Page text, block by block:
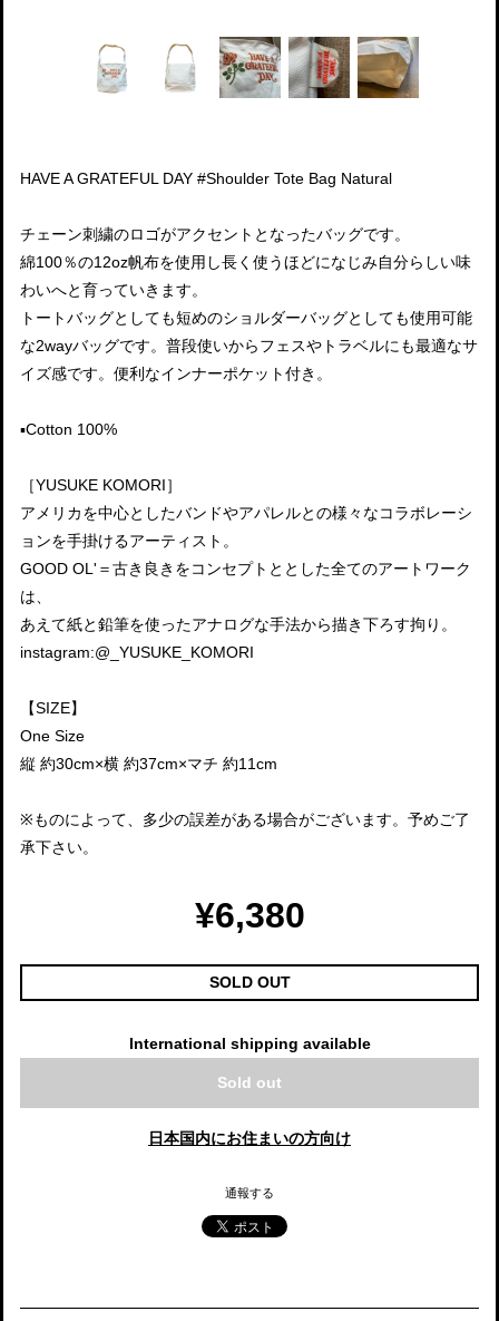
HAVE A GRATEFUL DAY #Shoulder Tote Bag Natural
チェーン刺繍のロゴがアクセントとなったバッグです。
綿100％の12oz帆布を使用し長く使うほどになじみ自分らしい味
わいへと育っていきます。
トートバッグとしても短めのショルダーバッグとしても使用可能
な2wayバッグです。普段使いからフェスやトラベルにも最適なサ
イズ感です。便利なインナーポケット付き。
▪️Cotton 100%
［YUSUKE KOMORI］
アメリカを中心としたバンドやアパレルとの様々なコラボレーシ
ョンを手掛けるアーティスト。
GOOD OL'＝古き良きをコンセプトととした全てのアートワーク
は、
あえて紙と鉛筆を使ったアナログな手法から描き下ろす拘り。
instagram:@_YUSUKE_KOMORI
【SIZE】
One Size
縦 約30cm×横 約37cm×マチ 約11cm
※ものによって、多少の誤差がある場合がございます。予めご了
承下さい。
¥6,380
SOLD OUT
International shipping available
Sold out
日本国内にお住まいの方向け
通報する